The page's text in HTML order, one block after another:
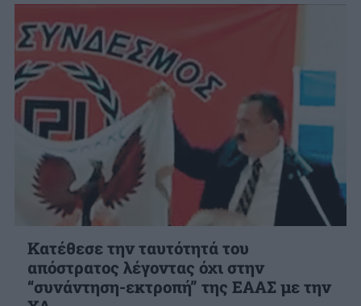
Κατέθεσε την ταυτότητά του
απόστρατος λέγοντας όχι στην
“συνάντηση-εκτροπή” της ΕΑΑΣ με την